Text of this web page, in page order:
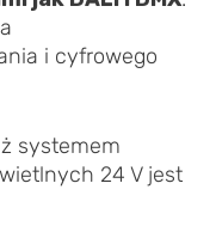
i cyfrowego
systemem
24 V jest